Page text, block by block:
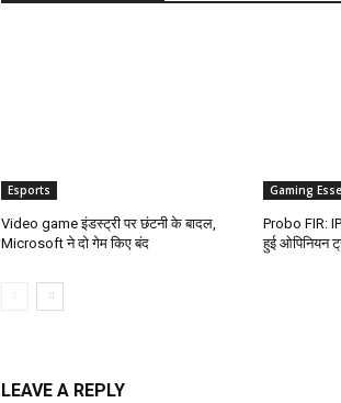
Esports
Video game इंडस्ट्री पर छंटनी के बादल,
Microsoft ने दो गेम किए बंद
Gaming
Probo FIR:
हुई ओपिनियन
LEAVE A REPLY